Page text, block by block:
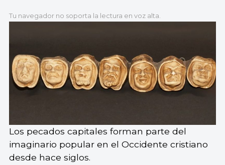
Tu navegador no soporta la lectura en voz alta.
Los pecados capitales forman parte del
imaginario popular en el Occidente cristiano
desde hace siglos.